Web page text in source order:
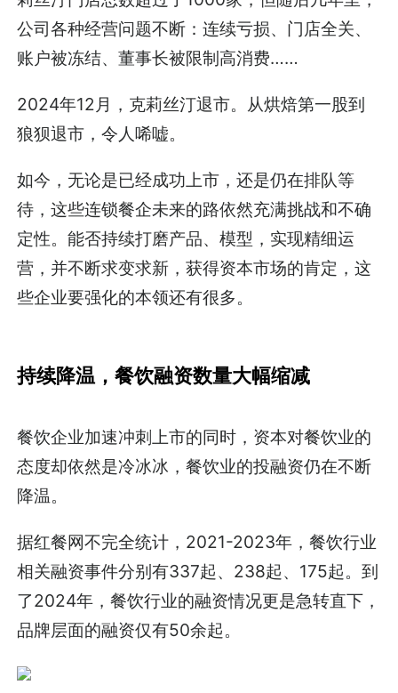
公司各种经营问题不断：连续亏损、门店全关、
账户被冻结、董事长被限制高消费……
2024年12月，克莉丝汀退市。从烘焙第一股到
狼狈退市，令人唏嘘。
如今，无论是已经成功上市，还是仍在排队等
待，这些连锁餐企未来的路依然充满挑战和不确
定性。能否持续打磨产品、模型，实现精细运
营，并不断求变求新，获得资本市场的肯定，这
些企业要强化的本领还有很多。
持续降温，餐饮融资数量大幅缩减
餐饮企业加速冲刺上市的同时，资本对餐饮业的
态度却依然是冷冰冰，餐饮业的投融资仍在不断
降温。
据红餐网不完全统计，2021-2023年，餐饮行业
相关融资事件分别有337起、238起、175起。到
了2024年，餐饮行业的融资情况更是急转直下，
品牌层面的融资仅有50余起。